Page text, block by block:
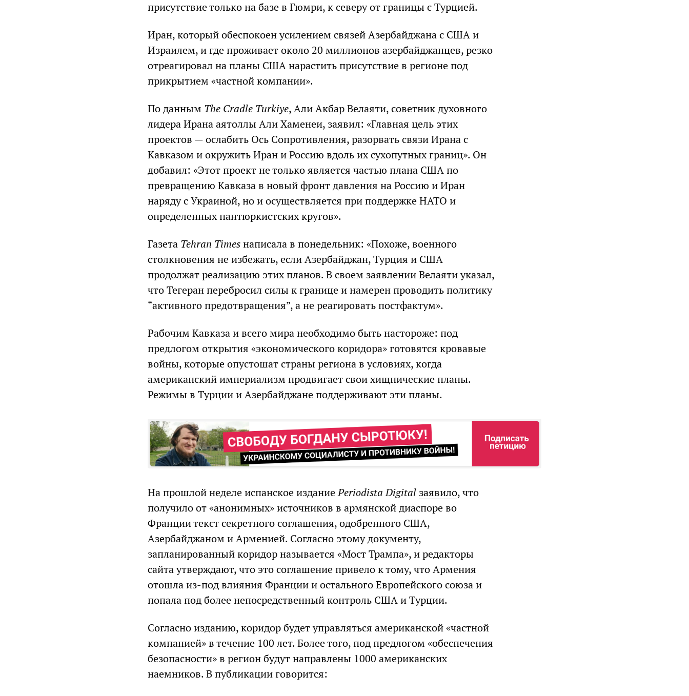
присутствие только на базе в Гюмри, к северу от границы с Турцией.
Иран, который обеспокоен усилением связей Азербайджана с США и
Израилем, и где проживает около 20 миллионов азербайджанцев, резко
отреагировал на планы США нарастить присутствие в регионе под
прикрытием «частной компании».
По данным The Cradle Turkiye, Али Акбар Велаяти, советник духовного
лидера Ирана аятоллы Али Хаменеи, заявил: «Главная цель этих
проектов — ослабить Ось Сопротивления, разорвать связи Ирана с
Кавказом и окружить Иран и Россию вдоль их сухопутных границ». Он
добавил: «Этот проект не только является частью плана США по
превращению Кавказа в новый фронт давления на Россию и Иран
наряду с Украиной, но и осуществляется при поддержке НАТО и
определенных пантюркистских кругов».
Газета Tehran Timesнаписала в понедельник: «Похоже, военного
столкновения не избежать, если Азербайджан, Турция и США
продолжат реализацию этих планов. В своем заявлении Велаяти указал,
что Тегеран перебросил силы к границе и намерен проводить политику
“активного предотвращения”, а не реагировать постфактум».
Рабочим Кавказа и всего мира необходимо быть настороже: под
предлогом открытия «экономического коридора» готовятся кровавые
войны, которые опустошат страны региона в условиях, когда
американский империализм продвигает свои хищнические планы.
Режимы в Турции и Азербайджане поддерживают эти планы.
На прошлой неделе испанское изданиеPeriodista Digital заявило, что
получило от «анонимных» источников в армянской диаспоре во
Франции текст секретного соглашения, одобренного США,
Азербайджаном и Арменией. Согласно этому документу,
запланированный коридор называется «Мост Трампа», и редакторы
сайта утверждают, что это соглашение привело к тому, что Армения
отошла из-под влияния Франции и остального Европейского союза и
попала под более непосредственный контроль США и Турции.
Согласно изданию, коридор будет управляться американской «частной
компанией» в течение 100 лет. Более того, под предлогом «обеспечения
безопасности» в регион будут направлены 1000 американских
наемников. В публикации говорится: